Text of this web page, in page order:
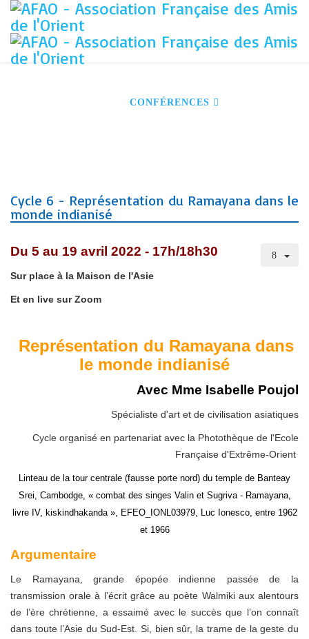
CONFÉRENCES
Cycle 6 - Représentation du Ramayana dans le
monde indianisé
Du 5 au 19 avril 2022 - 17h/18h30
Sur place à la Maison de l'Asie
Et en live sur Zoom
Représentation du Ramayana dans
le monde indianisé
Avec Mme Isabelle Poujol
Spécialiste d'art et de civilisation asiatiques
Cycle organisé en partenariat avec la Photothèque de l'Ecole
Française d'Extrême-Orient
Linteau de la tour centrale (fausse porte nord) du temple de Banteay
Srei, Cambodge, « combat des singes Valin et Sugriva - Ramayana,
livre IV, kiskindhakanda », EFEO_IONL03979, Luc Ionesco, entre 1962
et 1966
Argumentaire
Le Ramayana, grande épopée indienne passée de la
transmission orale à l’écrit grâce au poète Walmiki aux alentours
de l’ère chrétienne, a essaimé avec le succès que l’on connaît
dans toute l’Asie du Sud-Est. Si, bien sûr, la trame de la geste du